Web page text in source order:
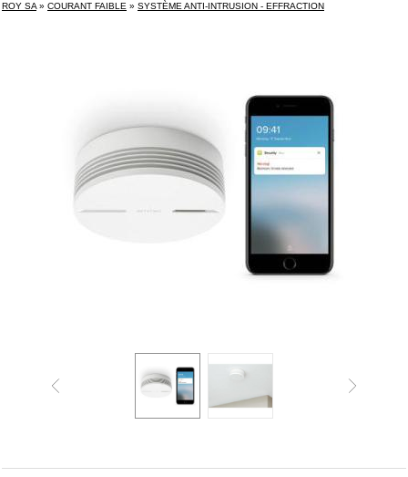
ROY SA » COURANT FAIBLE » SYSTÈME ANTI-INTRUSION - EFFRACTION